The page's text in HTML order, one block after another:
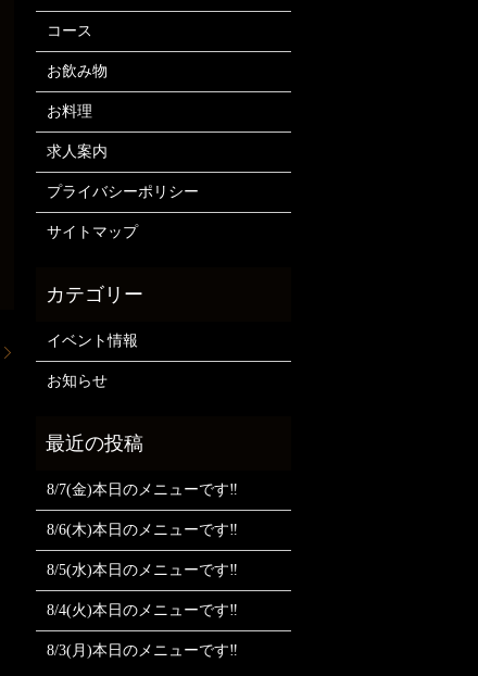
コース
お飲み物
お料理
求人案内
プライバシーポリシー
サイトマップ
イベント情報
お知らせ
8/7(金)本日のメニューです‼️
8/6(木)本日のメニューです‼️
8/5(水)本日のメニューです‼️
8/4(火)本日のメニューです‼️
8/3(月)本日のメニューです‼️